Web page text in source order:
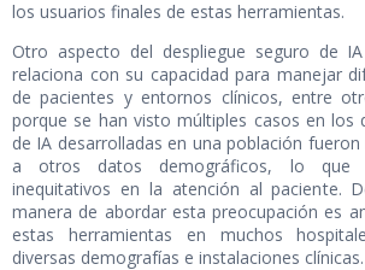
los usuarios finales de estas herramientas.
Otro aspecto del despliegue seguro de
relaciona con su capacidad para manejar
de pacientes y entornos clínicos, entre
porque se han visto múltiples casos en los
de IA desarrolladas en una población
a otros datos demográficos, lo que
inequitativos en la atención al paciente.
manera de abordar esta preocupación es
estas herramientas en muchos
diversas demografías e instalaciones clínicas.